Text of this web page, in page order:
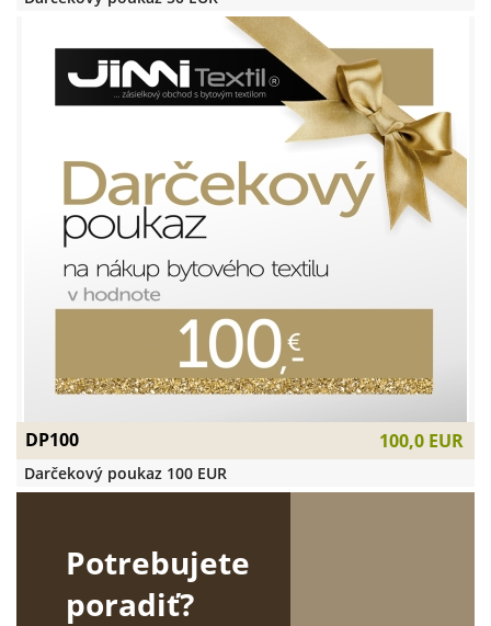
DP100 100,0 EUR
Darčekový poukaz 100 EUR
Potrebujete
poradiť?